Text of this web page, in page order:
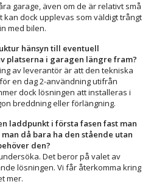
garage, även om de är relativt små
dock upplevas som väldigt trångt
med bilen.
hänsyn till eventuell
platserna i garagen längre fram?
av leverantör är att den tekniska
en dag 2-användning utifrån
dock lösningen att installeras i
breddning eller förlängning.
laddpunkt i första fasen fast man
då bara ha den stående utan
den?
Det beror på valet av
lösningen. Vi får återkomma kring
mer.